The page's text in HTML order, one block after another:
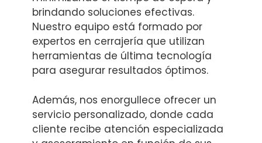
brindando soluciones efectivas.
Nuestro equipo está formado por
expertos en cerrajería que utilizan
herramientas de última tecnología
para asegurar resultados óptimos.
Además, nos enorgullece ofrecer un
servicio personalizado, donde cada
cliente recibe atención especializada